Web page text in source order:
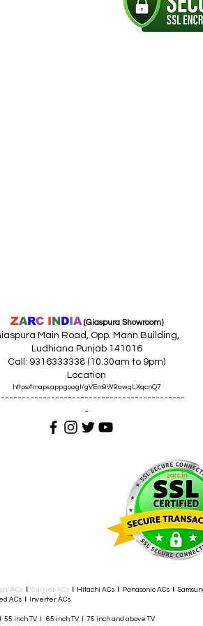
ZARC INDIA (Giaspura Showroom)
Main Road, Opp. Mann Building,
Ludhiana Punjab 141016
Call: 9316333338 (10.30am to 9pm)
Location
https://maps.app.goo.gl/gVEm9W9awqLXqcnQ7
-
ACs Carrier ACs Hitachi ACs Panasonic ACs
ACs Inverter ACs​
55 inch TV I 65 inch TV I 75 inch and above TV